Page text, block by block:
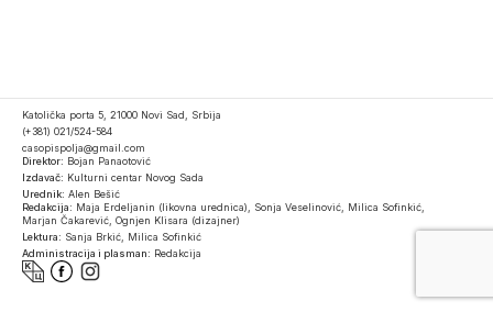
Katolička porta 5, 21000 Novi Sad, Srbija
(+381) 021/524-584
casopispolja@gmail.com
Direktor: Bojan Panaotović
Izdavač: Kulturni centar Novog Sada
Urednik: Alen Bešić
Redakcija: Maja Erdeljanin (likovna urednica), Sonja Veselinović, Milica Sofinkić,
Marjan Čakarević, Ognjen Klisara (dizajner)
Lektura: Sanja Brkić, Milica Sofinkić
Administracija i plasman: Redakcija